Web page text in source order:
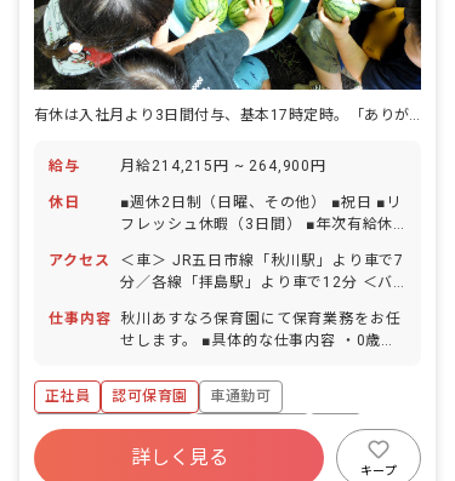
給与 月給214,215円 ~ 264,900円
休日
■週休2日制（日曜、その他） ■祝日 ■リ
フレッシュ休暇（3日間） ■年次有給休
可） ┗初年度は試用期間中3日間、終了
後に7日の計10日間付与 ■特別休暇 ※健
康診断の受診日にもお休みを付与してい
ます ■子の看護休暇 ■介護休暇 ■産休育
アクセス
＜車＞ JR五日市線「秋川駅」より車で7
分／各線「拝島駅」より車で12分 ＜バ
ス（永田橋経由の各線）乗車 バス停「草
花」または「門前」下車、徒歩10分 ※
無料駐輪場あり）小平市、立川市エリア
も通勤圏内！現在は八王子、羽村、福
生、昭島から通勤している職員がいま
す。
仕事内容 秋川あすなろ保育園にて保育業務をお任
せします。 ■具体的な仕事内容 ・0歳か
・園児の様子を記録 ・保護者や他機関と
の連携 ・地域子育て支援 ◆お互いが自
然に「ありがとう」と言い合える職場で
す。 例えば保育室からほんの少し離れた
くて交代した時など、どんな些細なこと
正社員 認可保育園
車通勤可
ボーナス・賞与あり
社会保険完備
福利厚生充実
退職金制度
残業少なめ
詳しく見る
キープ